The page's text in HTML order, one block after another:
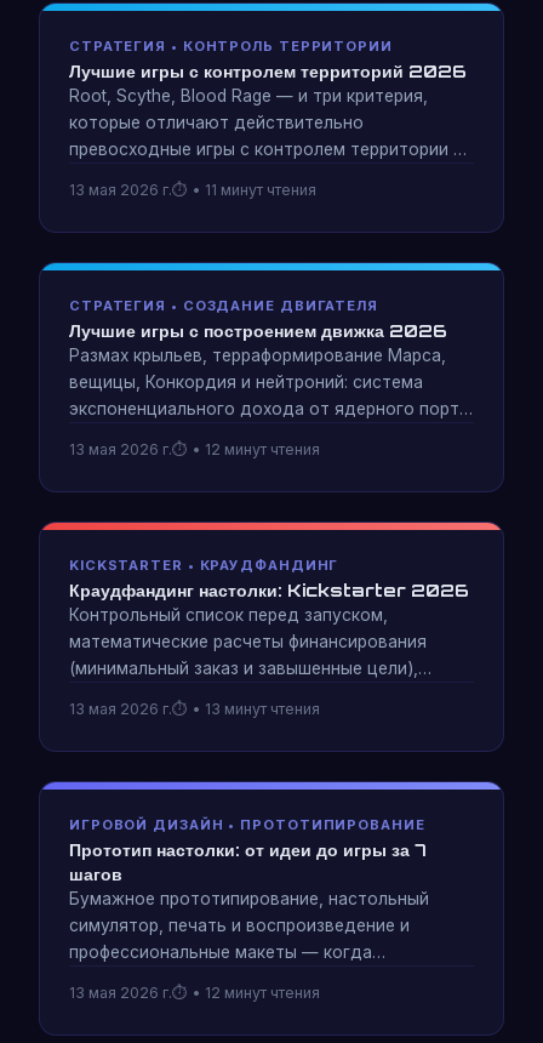
СТРАТЕГИЯ • КОНТРОЛЬ ТЕРРИТОРИИ
Лучшие игры с контролем территорий 2026
Root, Scythe, Blood Rage — и три критерия,
которые отличают действительно
превосходные игры с контролем территории от
территориальная ценность, оспариваемые
границы и наказуемое чрезмерное расширение.
13 мая 2026 г. • 11 минут чтения
СТРАТЕГИЯ • СОЗДАНИЕ ДВИГАТЕЛЯ
Лучшие игры с построением движка 2026
Размах крыльев, терраформирование Марса,
вещицы, Конкордия и нейтроний: система
экспоненциального дохода от ядерного порта
движков являются наиболее интересным
жанром стратегий и почему некоторые движки
13 мая 2026 г. • 12 минут чтения
KICKSTARTER • КРАУДФАНДИНГ
Краудфандинг настолки: Kickstarter 2026
Контрольный список перед запуском,
математические расчеты финансирования
(минимальный заказ и завышенные цели),
дневная структура кампании. На основе
подготовки Neutronium: Parallel Wars к кампании
13 мая 2026 г. • 13 минут чтения
ИГРОВОЙ ДИЗАЙН • ПРОТОТИПИРОВАНИЕ
Прототип настолки: от идеи до игры за 7
шагов
Бумажное прототипирование, настольный
симулятор, печать и воспроизведение и
профессиональные макеты — когда
почему, начиная с самого низкого уровня
точности, можно сэкономить месяцы. 7-
13 мая 2026 г. • 12 минут чтения